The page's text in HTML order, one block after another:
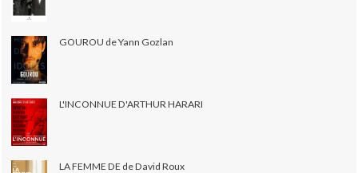
GOUROU de Yann Gozlan
L'INCONNUE D'ARTHUR HARARI
LA FEMME DE de David Roux